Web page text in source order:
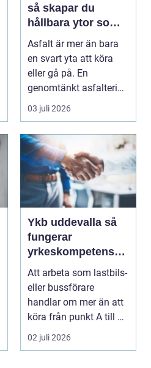
så skapar du
hållbara ytor som
fungerar året runt
Asfalt är mer än bara
en svart yta att köra
eller gå på. En
genomtänkt asfaltering
kan lyfta helhets...
03 juli 2026
Ykb uddevalla så
fungerar
yrkeskompetensbe
vis för lastbil och
buss
Att arbeta som lastbils-
eller bussförare
handlar om mer än att
köra från punkt A till B.
Bakom varj...
02 juli 2026